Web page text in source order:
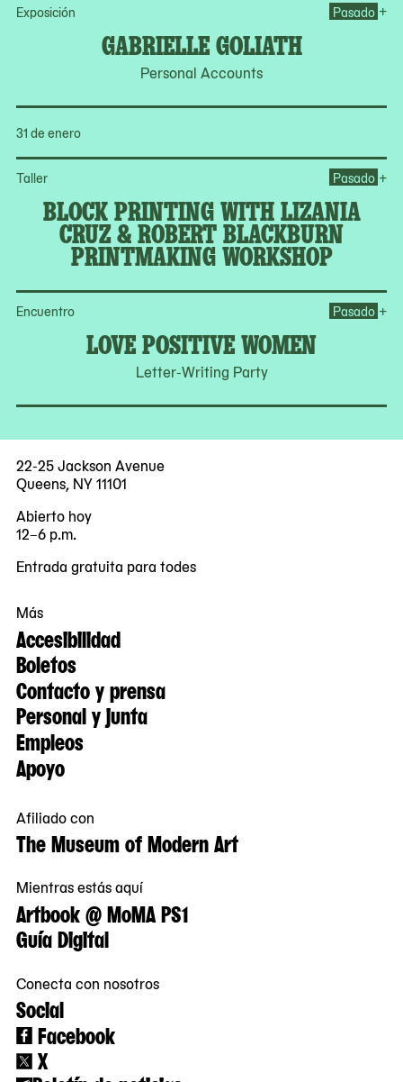
Exposición
GABRIELLE GOLIATH
Personal Accounts
Pasado +
31 de enero
Taller
BLOCK PRINTING WITH LIZANIA
CRUZ & ROBERT BLACKBURN
PRINTMAKING WORKSHOP
Pasado +
Encuentro
LOVE POSITIVE WOMEN
Letter-Writing Party
Pasado +
22-25 Jackson Avenue
Queens, NY 11101
Abierto hoy
12–6 p.m.
Entrada gratuita para todes
Más
Accesibilidad
Boletos
Contacto y prensa
Personal y junta
Empleos
Apoyo
Afiliado con
The Museum of Modern Art
Mientras estás aquí
Artbook @ MoMA PS1
Guía Digital
Conecta con nosotros
Social
Facebook
X